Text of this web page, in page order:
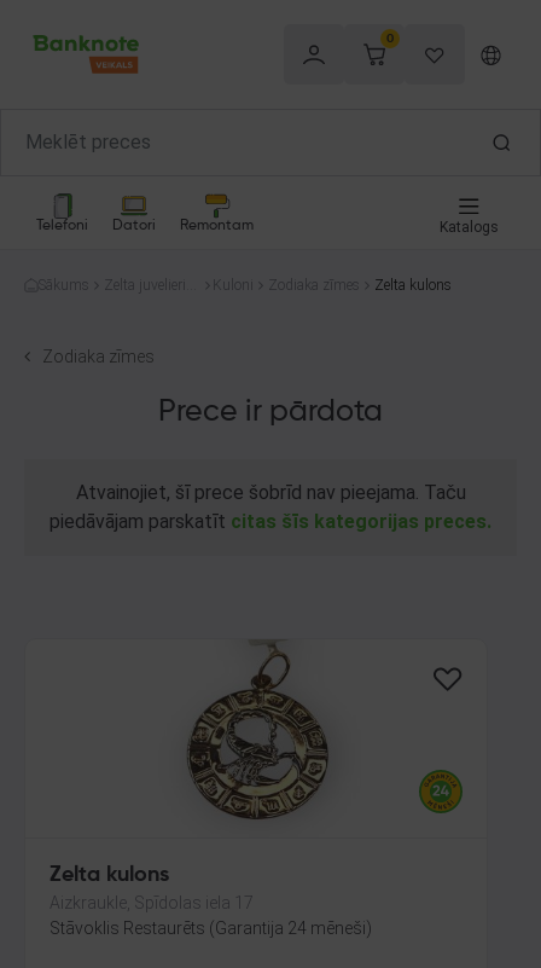
0
Telefoni Datori Remontam Katalogs
Sākums
Zelta juvelierizs
Kuloni Zodiaka zīmes Zelta kulons
Zodiaka zīmes
Prece ir pārdota
Atvainojiet, šī prece šobrīd nav pieejama. Taču
piedāvājam parskatīt citas šīs kategorijas preces.
Zelta kulons
Aizkraukle, Spīdolas iela 17
Stāvoklis Restaurēts (Garantija 24 mēneši)